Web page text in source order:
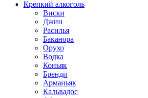
Крепкий алкоголь
Виски
Джин
Расилья
Баканора
Орухо
Водка
Коньяк
Бренди
Арманьяк
Кальвадос